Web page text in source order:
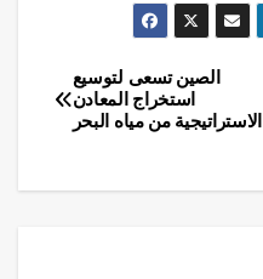
الصين تسعى لتوسيع
استخراج المعادن
الاستراتيجية من مياه البحر